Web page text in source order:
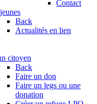
Contact
Back
Actualités en lien
citoyen
Back
Faire un don
Faire un legs ou une
donation